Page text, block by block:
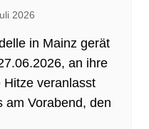
2026
in Mainz gerät
an ihre
Hitze veranlasst
am Vorabend, den